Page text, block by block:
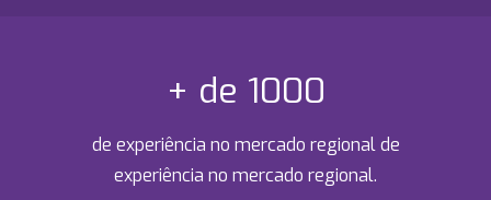
+ de 1000
de experiência no mercado regional de
experiência no mercado regional.